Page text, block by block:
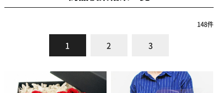
148件
1 2 3